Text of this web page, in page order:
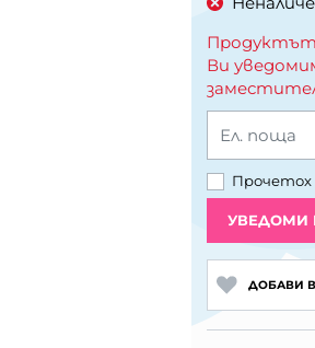
Продуктът
Ви
Ел. поща
Прочетох
УВЕДОМИ
ДОБАВИ